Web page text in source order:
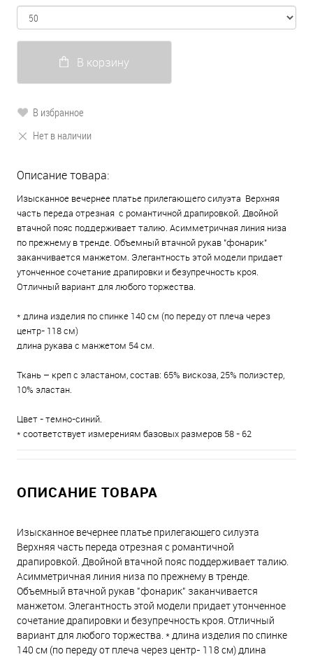
В корзину
В избранное
Нет в наличии
Описание товара:
Изысканное вечернее платье прилегающего силуэта Верхняя
часть переда отрезная с романтичной драпировкой. Двойной
втачной пояс поддерживает талию. Асимметричная линия низа
по прежнему в тренде. Объемный втачной рукав "фонарик"
заканчивается манжетом. Элегантность этой модели придает
утонченное сочетание драпировки и безупречность кроя.
Отличный вариант для любого торжества.
* длина изделия по спинке 140 см (по переду от плеча через
центр- 118 см)
длина рукава с манжетом 54 см.
Ткань – креп с эластаном, состав: 65% вискоза, 25% полиэстер,
10% эластан.
Цвет - темно-синий.
* соответствует измерениям базовых размеров 58 - 62
ОПИСАНИЕ ТОВАРА
Изысканное вечернее платье прилегающего силуэта
Верхняя часть переда отрезная с романтичной
драпировкой. Двойной втачной пояс поддерживает талию.
Асимметричная линия низа по прежнему в тренде.
Объемный втачной рукав "фонарик" заканчивается
манжетом. Элегантность этой модели придает утонченное
сочетание драпировки и безупречность кроя. Отличный
вариант для любого торжества. * длина изделия по спинке
140 см (по переду от плеча через центр- 118 см) длина